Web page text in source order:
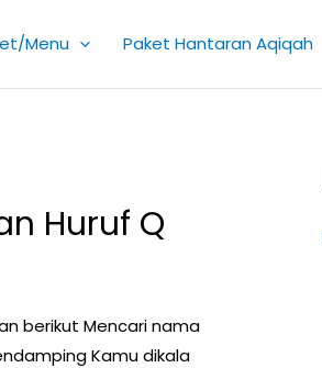
Menu Paket Hantaran Aqiqah
Huruf Q
berikut Mencari nama
Kamu dikala